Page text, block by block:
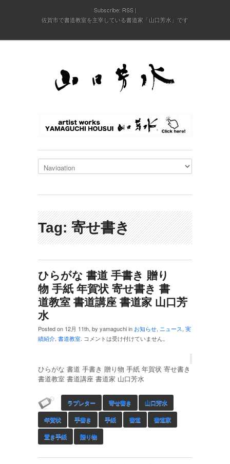
Subscribe: RSS
佐賀市で書道教室を主宰している書道家「山口芳水」です
Tag: 寄せ書き
ひらがな 書道 手書き 贈り
物 手紙 年賀状 寄せ書き 書
道教室 書道講座 書道家 山口芳
水
Posted on 12月 11th, by yamaguchi in お知らせ, ニュース, 実
績紹介, 書道教室. コメントは受け付けていません。
ひらがな 書道 手書き 贈り物 手紙 年賀状 寄せ書き
書道教室 書道講座 書道家 山口芳水
ラブレター 寄せ書き 山口芳水
年賀状 手書き 手紙 書道 書道家
置き手紙 贈り物